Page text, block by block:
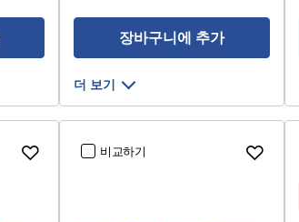
장바구니에 추가
더 보기
비교하기